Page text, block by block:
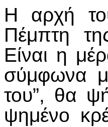
Η αρχή
Πέμπτη
Είναι η
σύμφωνα
του”, θα
ψημένο